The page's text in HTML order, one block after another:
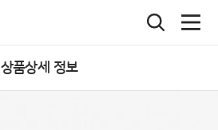
상품상세 정보